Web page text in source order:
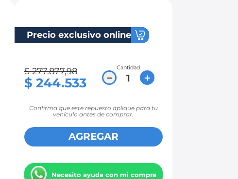
Precio exclusivo online
$ 277.877,98
$ 244.533
Cantidad
＋
－
Confirma que este repuesto aplique para tu
vehículo antes de comprar.
AGREGAR
Necesito ayuda con mi compra